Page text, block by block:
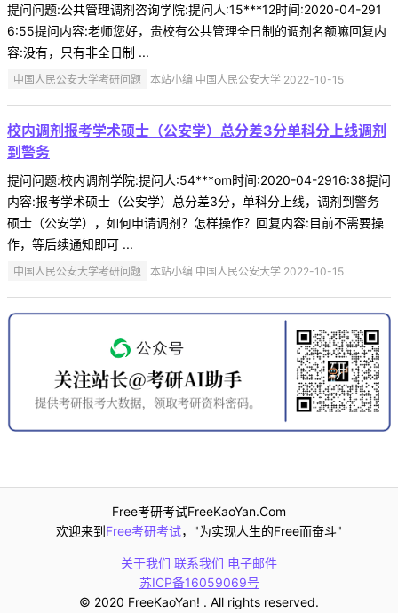
提问问题:公共管理调剂咨询学院:提问人:15***12时间:2020-04-291
6:55提问内容:老师您好，贵校有公共管理全日制的调剂名额嘛回复内
容:没有，只有非全日制 ...
中国人民公安大学考研问题 本站小编 中国人民公安大学 2022-10-15
校内调剂报考学术硕士（公安学）总分差3分单科分上线调剂
到警务
提问问题:校内调剂学院:提问人:54***om时间:2020-04-2916:38提问
内容:报考学术硕士（公安学）总分差3分，单科分上线，调剂到警务
硕士（公安学），如何申请调剂？怎样操作？回复内容:目前不需要操
作，等后续通知即可 ...
中国人民公安大学考研问题 本站小编 中国人民公安大学 2022-10-15
Free考研考试FreeKaoYan.Com
欢迎来到Free考研考试，"为实现人生的Free而奋斗"
关于我们 联系我们 电子邮件
苏ICP备16059069号
© 2020 FreeKaoYan! . All rights reserved.